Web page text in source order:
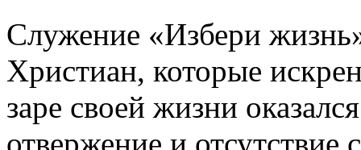
Служение «Избери
Христиан, которые
заре своей жизни
отвержение и